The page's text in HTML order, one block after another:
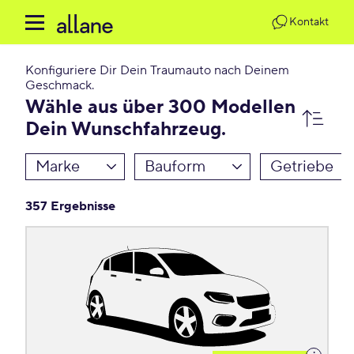
Kontakt
Konfiguriere Dir Dein Traumauto nach Deinem
Geschmack.
Wähle aus über 300 Modellen
Dein Wunschfahrzeug.
Marke Bauform Getriebe
357 Ergebnisse